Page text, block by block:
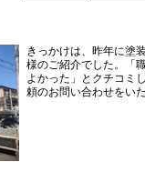
きっかけは、昨年に塗
様のご紹介でした。「
よかった」とクチコミ
頼のお問い合わせをい